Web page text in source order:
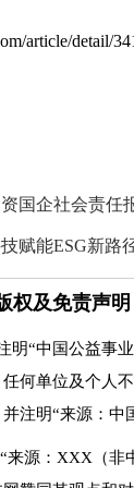
article/detail/
国企社会责任
赋能ESG新路
权及免责声明
明“中国公益事
何单位及个人
注明“来源：中
来源：XXX（非